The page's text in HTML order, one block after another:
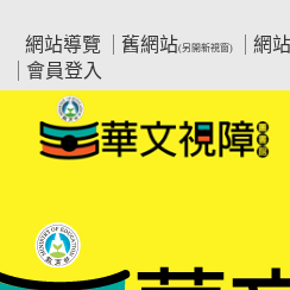
要
網站導覽
舊網站(另開新視窗) 網
會員登入